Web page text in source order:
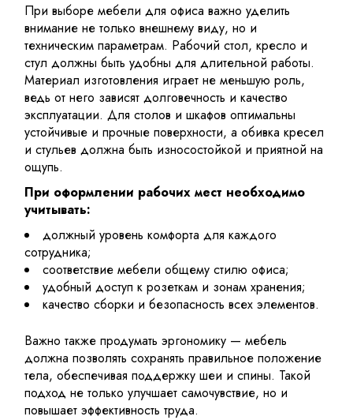
При выборемебели для офиса важно уделить
внимание не только внешнему виду, но и
техническим параметрам. Рабочий стол, кресло и
стул должны быть удобны для длительной работы.
Материал изготовления играет не меньшую роль,
ведь от него зависят долговечность и качество
эксплуатации. Для столов ишкафов оптимальны
устойчивые и прочные поверхности, а обивка кресел
и стульев должна быть износостойкой и приятной на
ощупь.
При оформлении рабочих мест необходимо
учитывать:
должный уровень комфорта для каждого
сотрудника;
соответствие мебели общему стилю офиса;
удобный доступ к розеткам и зонам хранения;
качество сборки и безопасность всех элементов.
Важно также продумать эргономику — мебель
должна позволять сохранять правильное положение
тела, обеспечивая поддержку шеи и спины. Такой
подход не только улучшает самочувствие, но и
повышает эффективность труда.